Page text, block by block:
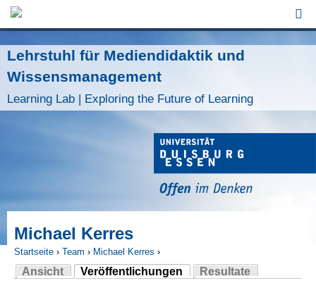
Lehrstuhl für Mediendidaktik und
Wissensmanagement
Learning Lab | Exploring the Future of Learning
Michael Kerres
Sie sind hier
Startseite › Team › Michael Kerres ›
Ansicht
Veröffentlichungen
(aktiver Reiter)
Resultate